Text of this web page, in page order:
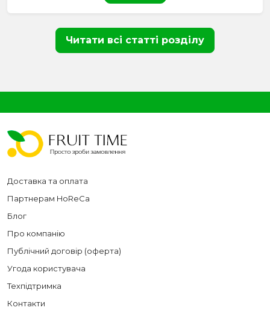
Читати всі статті розділу
Доставка та оплата
Партнерам HoReCa
Блог
Про компанію
Публічний договір (оферта)
Угода користувача
Техпідтримка
Контакти